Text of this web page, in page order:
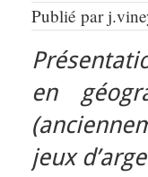
Publié par
en
jeux